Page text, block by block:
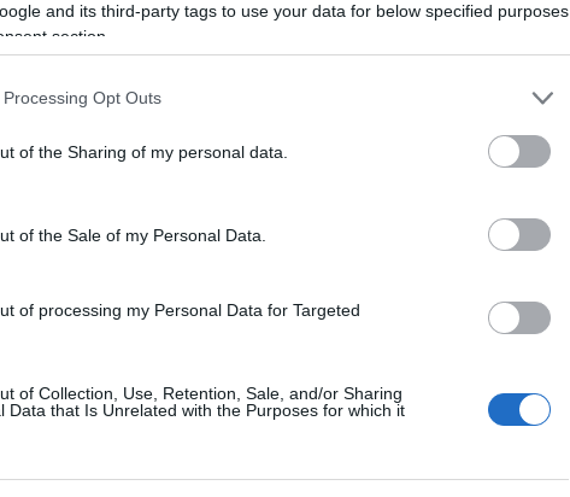
and its third-party tags to use your data for below specified purposes
section.
Opt Outs
of the Sharing of my personal data.
of the Sale of my Personal Data.
of processing my Personal Data for Targeted
of Collection, Use, Retention, Sale, and/or Sharing
Data that Is Unrelated with the Purposes for which it